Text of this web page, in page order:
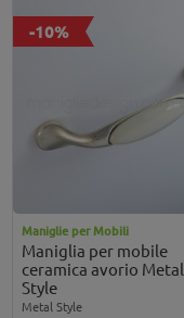
-10%
Maniglie per Mobili
Maniglia per mobile
ceramica avorio Metal
Style
Metal Style